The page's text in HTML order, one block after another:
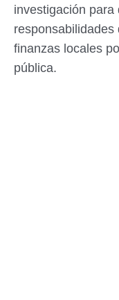
investigación para
finanzas locales
pública.